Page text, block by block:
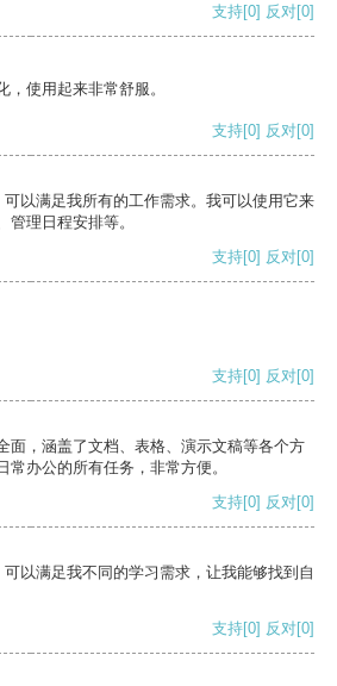
支持[0] 反对[0]
使用起来非常舒服。
支持[0] 反对[0]
以满足我所有的工作需求。我可以使用它来
理日程安排等。
支持[0] 反对[0]
支持[0] 反对[0]
面，涵盖了文档、表格、演示文稿等各个方
办公的所有任务，非常方便。
支持[0] 反对[0]
以满足我不同的学习需求，让我能够找到自
支持[0] 反对[0]